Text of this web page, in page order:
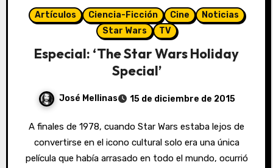
Artículos Ciencia-Ficción Cine
Noticias
Star Wars
TV
Especial: ‘The Star Wars Holiday
Special’
José Mellinas 15 de diciembre de 2015
A finales de 1978, cuando Star Wars estaba lejos de
convertirse en el icono cultural solo era una única
película que había arrasado en todo el mundo, ocurrió